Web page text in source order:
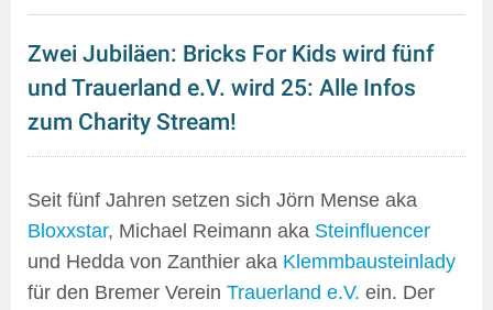
Zwei Jubiläen: Bricks For Kids wird fünf
und Trauerland e.V. wird 25: Alle Infos
zum Charity Stream!
Seit fünf Jahren setzen sich Jörn Mense aka
Bloxxstar, Michael Reimann aka Steinfluencer
und Hedda von Zanthier aka Klemmbausteinlady
für den Bremer Verein Trauerland e.V. ein. Der